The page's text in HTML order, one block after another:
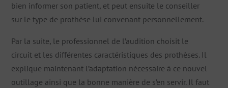
bien informer son patient, et peut ensuite le conseiller
sur le type de prothèse lui convenant personnellement.
Par la suite, le professionnel de l’audition choisit le
circuit et les différentes caractéristiques des prothèses. Il
explique maintenant l’adaptation nécessaire à ce nouvel
outillage ainsi que la bonne manière de s’en servir. Il faut